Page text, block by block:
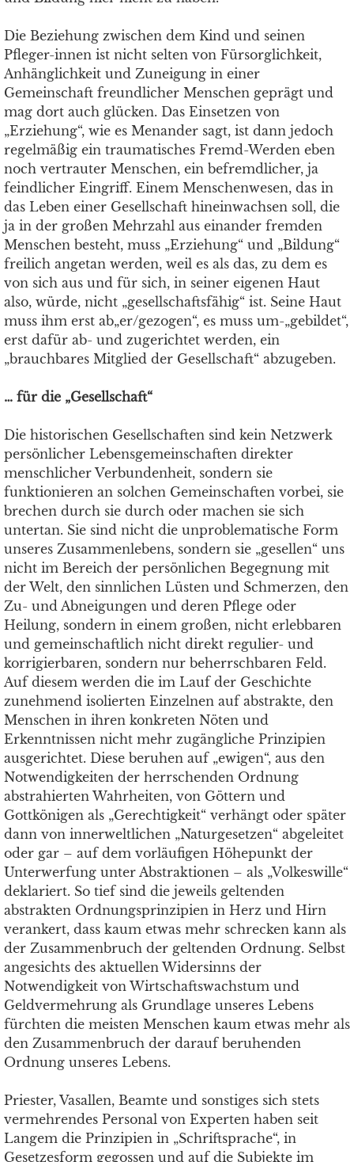
Die Beziehung zwischen dem Kind und seinen
Pfleger-innen ist nicht selten von Fürsorglichkeit,
Anhänglichkeit und Zuneigung in einer
Gemeinschaft freundlicher Menschen geprägt und
mag dort auch glücken. Das Einsetzen von
„Erziehung“, wie es Menander sagt, ist dann jedoch
regelmäßig ein traumatisches Fremd-Werden eben
noch vertrauter Menschen, ein befremdlicher, ja
feindlicher Eingriff. Einem Menschenwesen, das in
das Leben einer Gesellschaft hineinwachsen soll, die
ja in der großen Mehrzahl aus einander fremden
Menschen besteht, muss „Erziehung“ und „Bildung“
freilich angetan werden, weil es als das, zu dem es
von sich aus und für sich, in seiner eigenen Haut
also, würde, nicht „gesellschaftsfähig“ ist. Seine Haut
muss ihm erst ab„er/gezogen“, es muss um-„gebildet“,
erst dafür ab- und zugerichtet werden, ein
„brauchbares Mitglied der Gesellschaft“ abzugeben.
… für die „Gesellschaft“
Die historischen Gesellschaften sind kein Netzwerk
persönlicher Lebensgemeinschaften direkter
menschlicher Verbundenheit, sondern sie
funktionieren an solchen Gemeinschaften vorbei, sie
brechen durch sie durch oder machen sie sich
untertan. Sie sind nicht die unproblematische Form
unseres Zusammenlebens, sondern sie „gesellen“ uns
nicht im Bereich der persönlichen Begegnung mit
der Welt, den sinnlichen Lüsten und Schmerzen, den
Zu- und Abneigungen und deren Pflege oder
Heilung, sondern in einem großen, nicht erlebbaren
und gemeinschaftlich nicht direkt regulier- und
korrigierbaren, sondern nur beherrschbaren Feld.
Auf diesem werden die im Lauf der Geschichte
zunehmend isolierten Einzelnen auf abstrakte, den
Menschen in ihren konkreten Nöten und
Erkenntnissen nicht mehr zugängliche Prinzipien
ausgerichtet. Diese beruhen auf „ewigen“, aus den
Notwendigkeiten der herrschenden Ordnung
abstrahierten Wahrheiten, von Göttern und
Gottkönigen als „Gerechtigkeit“ verhängt oder später
dann von innerweltlichen „Naturgesetzen“ abgeleitet
oder gar – auf dem vorläufigen Höhepunkt der
Unterwerfung unter Abstraktionen – als „Volkeswille“
deklariert. So tief sind die jeweils geltenden
abstrakten Ordnungsprinzipien in Herz und Hirn
verankert, dass kaum etwas mehr schrecken kann als
der Zusammenbruch der geltenden Ordnung. Selbst
angesichts des aktuellen Widersinns der
Notwendigkeit von Wirtschaftswachstum und
Geldvermehrung als Grundlage unseres Lebens
fürchten die meisten Menschen kaum etwas mehr als
den Zusammenbruch der darauf beruhenden
Ordnung unseres Lebens.
Priester, Vasallen, Beamte und sonstiges sich stets
vermehrendes Personal von Experten haben seit
Langem die Prinzipien in „Schriftsprache“, in
Gesetzesform gegossen und auf die Subjekte im